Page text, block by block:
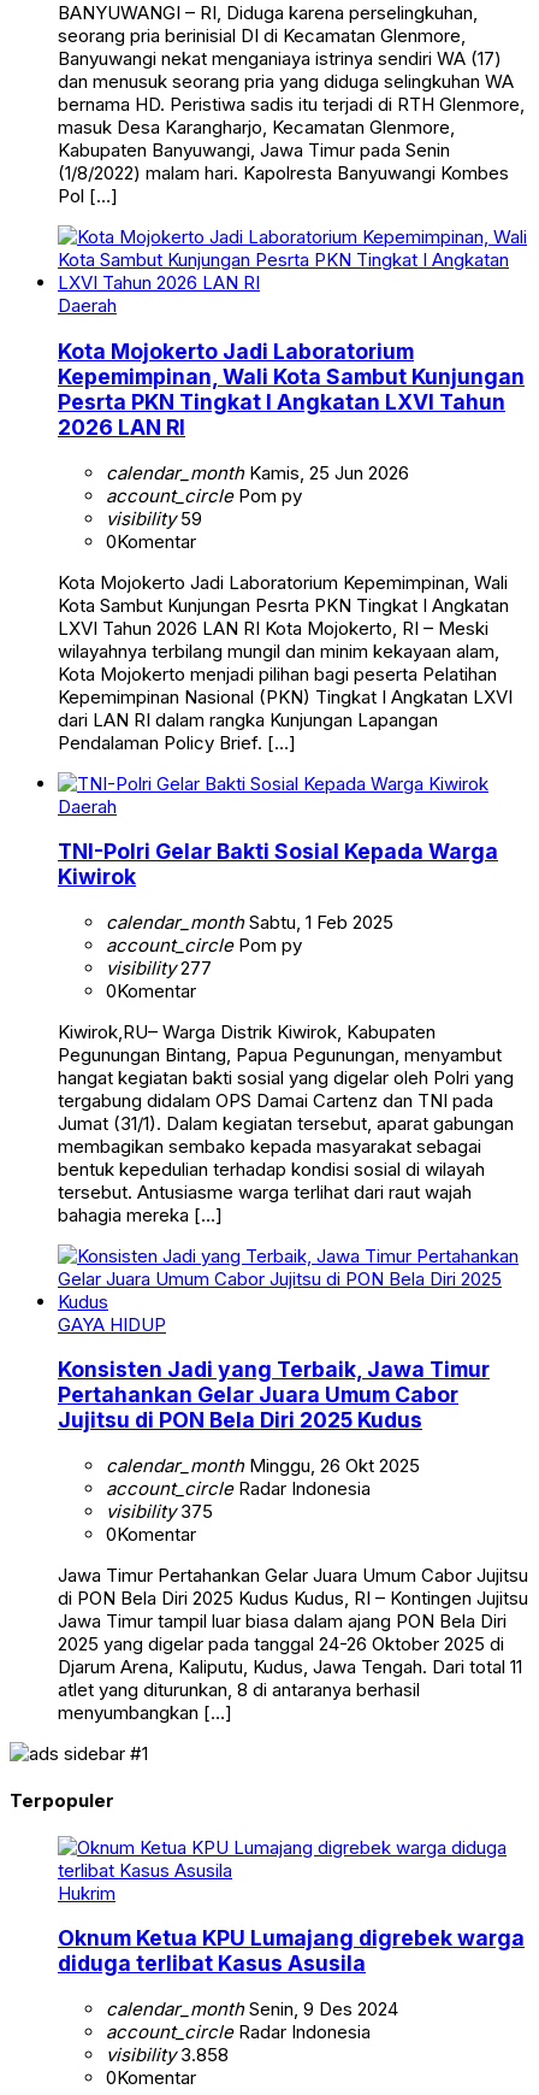
BANYUWANGI – RI, Diduga karena perselingkuhan,
seorang pria berinisial DI di Kecamatan Glenmore,
Banyuwangi nekat menganiaya istrinya sendiri WA (17)
dan menusuk seorang pria yang diduga selingkuhan WA
bernama HD. Peristiwa sadis itu terjadi di RTH Glenmore,
masuk Desa Karangharjo, Kecamatan Glenmore,
Kabupaten Banyuwangi, Jawa Timur pada Senin
(1/8/2022) malam hari. Kapolresta Banyuwangi Kombes
Pol […]
Daerah
Kota Mojokerto Jadi Laboratorium
Kepemimpinan, Wali Kota Sambut Kunjungan
Pesrta PKN Tingkat I Angkatan LXVI Tahun
2026 LAN RI
calendar_monthKamis, 25 Jun 2026
account_circlePom py
visibility59
0Komentar
Kota Mojokerto Jadi Laboratorium Kepemimpinan, Wali
Kota Sambut Kunjungan Pesrta PKN Tingkat I Angkatan
LXVI Tahun 2026 LAN RI Kota Mojokerto, RI – Meski
wilayahnya terbilang mungil dan minim kekayaan alam,
Kota Mojokerto menjadi pilihan bagi peserta Pelatihan
Kepemimpinan Nasional (PKN) Tingkat I Angkatan LXVI
dari LAN RI dalam rangka Kunjungan Lapangan
Pendalaman Policy Brief. […]
Daerah
TNI-Polri Gelar Bakti Sosial Kepada Warga
Kiwirok
calendar_monthSabtu, 1 Feb 2025
account_circlePom py
visibility277
0Komentar
Kiwirok,RU– Warga Distrik Kiwirok, Kabupaten
Pegunungan Bintang, Papua Pegunungan, menyambut
hangat kegiatan bakti sosial yang digelar oleh Polri yang
tergabung didalam OPS Damai Cartenz dan TNI pada
Jumat (31/1). Dalam kegiatan tersebut, aparat gabungan
membagikan sembako kepada masyarakat sebagai
bentuk kepedulian terhadap kondisi sosial di wilayah
tersebut. Antusiasme warga terlihat dari raut wajah
bahagia mereka […]
GAYA HIDUP
Konsisten Jadi yang Terbaik, Jawa Timur
Pertahankan Gelar Juara Umum Cabor
Jujitsu di PON Bela Diri 2025 Kudus
calendar_monthMinggu, 26 Okt 2025
account_circleRadar Indonesia
visibility375
0Komentar
Jawa Timur Pertahankan Gelar Juara Umum Cabor Jujitsu
di PON Bela Diri 2025 Kudus Kudus, RI – Kontingen Jujitsu
Jawa Timur tampil luar biasa dalam ajang PON Bela Diri
2025 yang digelar pada tanggal 24-26 Oktober 2025 di
Djarum Arena, Kaliputu, Kudus, Jawa Tengah. Dari total 11
atlet yang diturunkan, 8 di antaranya berhasil
menyumbangkan […]
Terpopuler
Hukrim
Oknum Ketua KPU Lumajang digrebek warga
diduga terlibat Kasus Asusila
calendar_monthSenin, 9 Des 2024
account_circleRadar Indonesia
visibility3.858
0Komentar